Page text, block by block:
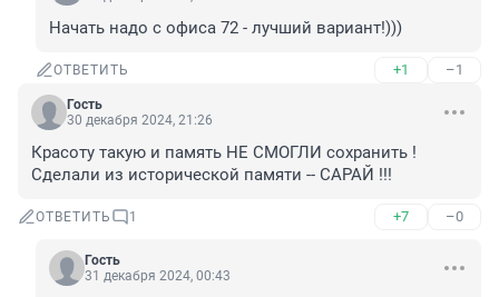
Начать надо с офиса 72 - лучший вариант!)))
ОТВЕТИТЬ +1 –1
Гость
30 декабря 2024, 21:26
Красоту такую и память НЕ СМОГЛИ сохранить !
Сделали из исторической памяти -- САРАЙ !!!
ОТВЕТИТЬ 1 +7 –0
Гость
31 декабря 2024, 00:43